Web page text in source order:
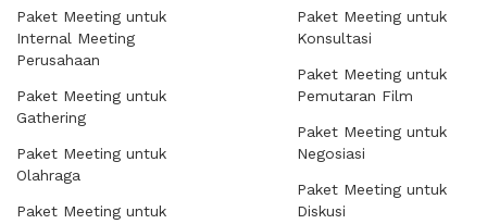
Paket Meeting untuk
Internal Meeting
Perusahaan
Paket Meeting untuk
Gathering
Paket Meeting untuk
Olahraga
Paket Meeting untuk
Paket Meeting untuk
Konsultasi
Paket Meeting untuk
Pemutaran Film
Paket Meeting untuk
Negosiasi
Paket Meeting untuk
Diskusi